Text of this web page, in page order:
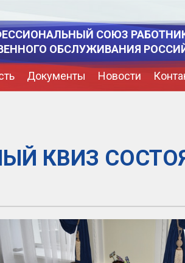
СОЮЗ
ОБСЛУЖИВАНИЯ
Документы Новости
КВИЗ